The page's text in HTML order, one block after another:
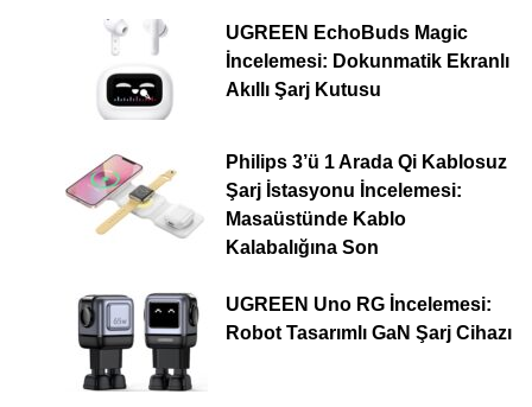
UGREEN EchoBuds Magic
İncelemesi: Dokunmatik Ekranlı
Akıllı Şarj Kutusu
Philips 3’ü 1 Arada Qi Kablosuz
Şarj İstasyonu İncelemesi:
Masaüstünde Kablo
Kalabalığına Son
UGREEN Uno RG İncelemesi:
Robot Tasarımlı GaN Şarj Cihazı